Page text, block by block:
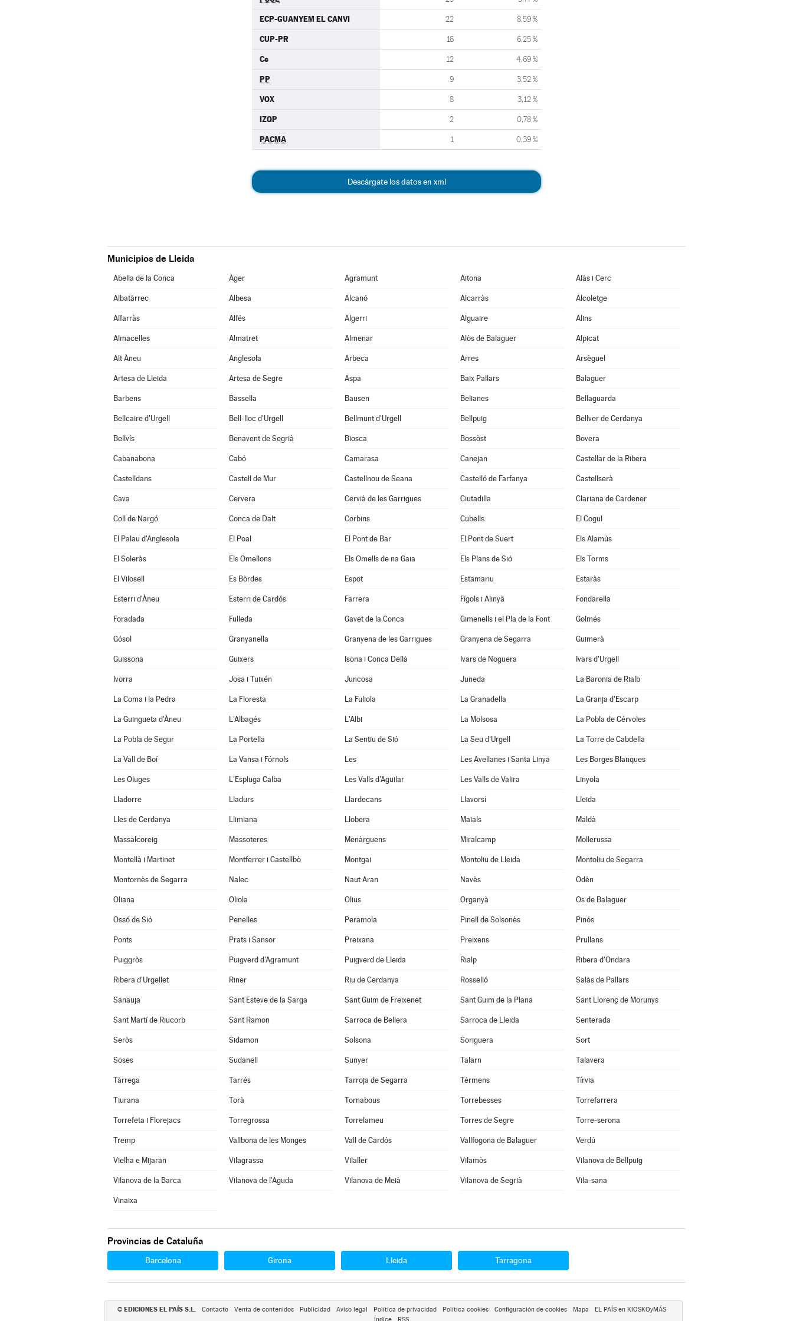
ECP-GUANYEM EL CANVI 22 8,59 %
CUP-PR 16 6,25 %
Cs 12 4,69 %
PP 9 3,52 %
VOX 8 3,12 %
IZQP 2 0,78 %
PACMA 1 0,39 %
Descárgate los datos en xml
Municipios de Lleida
Abella de la Conca Àger Agramunt Aitona Alàs i Cerc
Albatàrrec Albesa Alcanó Alcarràs Alcoletge
Alfarràs Alfés Algerri Alguaire Alins
Almacelles Almatret Almenar Alòs de Balaguer Alpicat
Alt Àneu Anglesola Arbeca Arres Arsèguel
Artesa de Lleida Artesa de Segre Aspa Baix Pallars Balaguer
Barbens Bassella Bausen Belianes Bellaguarda
Bellcaire d'Urgell Bell-lloc d'Urgell Bellmunt d'Urgell Bellpuig Bellver de Cerdanya
Bellvís Benavent de Segrià Biosca Bossòst Bovera
Cabanabona Cabó Camarasa Canejan Castellar de la Ribera
Castelldans Castell de Mur Castellnou de Seana Castelló de Farfanya Castellserà
Cava Cervera Cervià de les Garrigues Ciutadilla Clariana de Cardener
Coll de Nargó Conca de Dalt Corbins Cubells El Cogul
El Palau d'Anglesola El Poal El Pont de Bar El Pont de Suert Els Alamús
El Soleràs Els Omellons Els Omells de na Gaia Els Plans de Sió Els Torms
El Vilosell Es Bòrdes Espot Estamariu Estaràs
Esterri d'Àneu Esterri de Cardós Farrera Fígols i Alinyà Fondarella
Foradada Fulleda Gavet de la Conca Gimenells i el Pla de la Font Golmés
Gósol Granyanella Granyena de les Garrigues Granyena de Segarra Guimerà
Guissona Guixers Isona i Conca Dellà Ivars de Noguera Ivars d'Urgell
Ivorra Josa i Tuixén Juncosa Juneda La Baronia de Rialb
La Coma i la Pedra La Floresta La Fuliola La Granadella La Granja d'Escarp
La Guingueta d'Àneu L'Albagés L'Albi La Molsosa La Pobla de Cérvoles
La Pobla de Segur La Portella La Sentiu de Sió La Seu d'Urgell La Torre de Cabdella
La Vall de Boí La Vansa i Fórnols Les Les Avellanes i Santa Linya Les Borges Blanques
Les Oluges L'Espluga Calba Les Valls d'Aguilar Les Valls de Valira Linyola
Lladorre Lladurs Llardecans Llavorsí Lleida
Lles de Cerdanya Llimiana Llobera Maials Maldà
Massalcoreig Massoteres Menàrguens Miralcamp Mollerussa
Montellà i Martinet Montferrer i Castellbò Montgai Montoliu de Lleida Montoliu de Segarra
Montornès de Segarra Nalec Naut Aran Navès Odèn
Oliana Oliola Olius Organyà Os de Balaguer
Ossó de Sió Penelles Peramola Pinell de Solsonès Pinós
Ponts Prats i Sansor Preixana Preixens Prullans
Puiggròs Puigverd d'Agramunt Puigverd de Lleida Rialp Ribera d'Ondara
Ribera d'Urgellet Riner Riu de Cerdanya Rosselló Salàs de Pallars
Sanaüja Sant Esteve de la Sarga Sant Guim de Freixenet Sant Guim de la Plana Sant Llorenç de Morunys
Sant Martí de Riucorb Sant Ramon Sarroca de Bellera Sarroca de Lleida Senterada
Seròs Sidamon Solsona Soriguera Sort
Soses Sudanell Sunyer Talarn Talavera
Tàrrega Tarrés Tarroja de Segarra Térmens Tírvia
Tiurana Torà Tornabous Torrebesses Torrefarrera
Torrefeta i Florejacs Torregrossa Torrelameu Torres de Segre Torre-serona
Tremp Vallbona de les Monges Vall de Cardós Vallfogona de Balaguer Verdú
Vielha e Mijaran Vilagrassa Vilaller Vilamòs Vilanova de Bellpuig
Vilanova de la Barca Vilanova de l'Aguda Vilanova de Meià Vilanova de Segrià Vila-sana
Vinaixa
Provincias de Cataluña
Barcelona Girona Lleida Tarragona
© EDICIONES EL PAÍS S.L. Contacto Venta de contenidos Publicidad Aviso legal Política de privacidad Política cookies Configuración de cookies Mapa
EL PAÍS en KIOSKOyMÁS